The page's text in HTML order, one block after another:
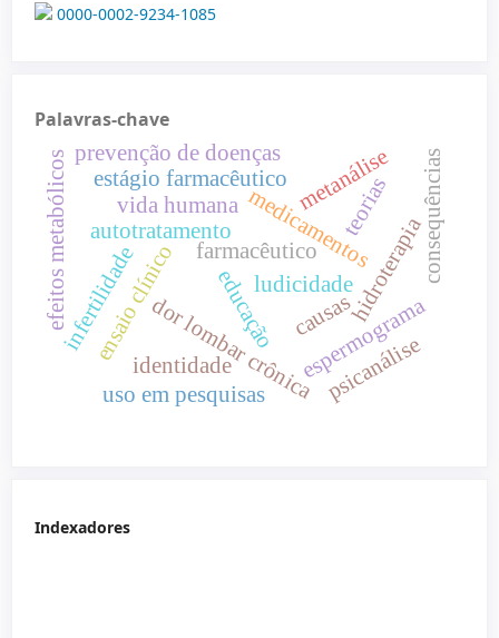
0000-0002-9234-1085
Palavras-chave
autotratamento medicamentos
farmacêutico
dor lombar crônica
hidroterapia
ensaio clínico
metanálise
ludicidade
estágio farmacêutico
educação
infertilidade espermograma
efeitos metabólicos prevenção de doenças
identidade psicanálise
teorias
vida humana
uso em pesquisas
causas
consequências
Indexadores